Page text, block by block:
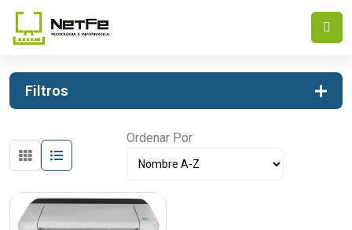
INICIOIMPRESIONIMPRESORAS LASER E INKJET
Filtros
Ordenar Por